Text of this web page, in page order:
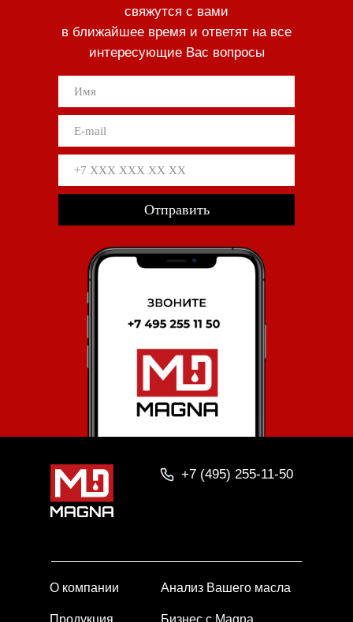
свяжутся с вами
в ближайшее время и ответят на все
интересующие Вас вопросы
Отправить
О компании
Продукция
Анализ Вашего масла
Бизнес с Magna
+7 (495) 255-11-50